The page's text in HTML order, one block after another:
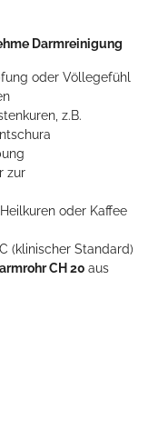
Darmreinigung
oder Völlegefühl
z.B.
zur
oder Kaffee
(klinischer Standard)
CH 20 aus